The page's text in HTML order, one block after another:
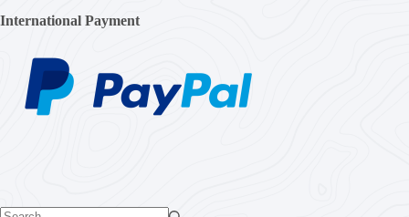
International Payment